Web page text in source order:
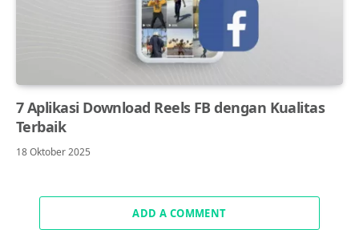
7 Aplikasi Download Reels FB dengan Kualitas
Terbaik
18 Oktober 2025
ADD A COMMENT